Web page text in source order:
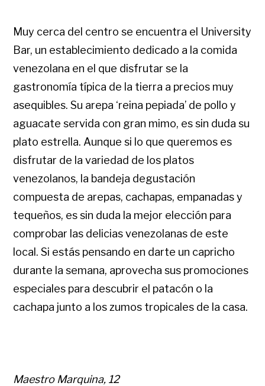
Muy cerca del centro se encuentra el University
Bar, un establecimiento dedicado a la comida
venezolana en el que disfrutar se la
gastronomía típica de la tierra a precios muy
asequibles. Su arepa ‘reina pepiada’ de pollo y
aguacate servida con gran mimo, es sin duda su
plato estrella. Aunque si lo que queremos es
disfrutar de la variedad de los platos
venezolanos, la bandeja degustación
compuesta de arepas, cachapas, empanadas y
tequeños, es sin duda la mejor elección para
comprobar las delicias venezolanas de este
local. Si estás pensando en darte un capricho
durante la semana, aprovecha sus promociones
especiales para descubrir el patacón o la
cachapa junto a los zumos tropicales de la casa.
Maestro Marquina, 12